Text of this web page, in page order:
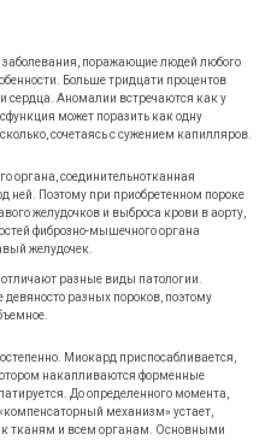
поражающие людей любого
Больше тридцати процентов
сердца. Аномалии встречаются как у
может поразить как одну
сочетаясь с сужением капилляров.
органа, соединительнотканная
ней. Поэтому при приобретенном пороке
желудочков и выброса крови в аорту,
фиброзно-мышечного органа
желудочек.
разные виды патологии.
разных пороков, поэтому
Миокард приспосабливается,
накапливаются форменные
До определенного момента,
механизм» устает,
к тканям и всем органам. Основными